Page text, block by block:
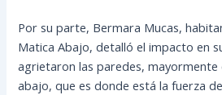
Por su parte, Bermara Mucas,
Matica Abajo, detalló el impacto en
agrietaron las paredes, mayormente
abajo, que es donde está la fuerza